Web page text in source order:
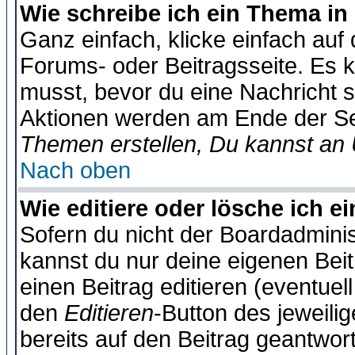
Wie schreibe ich ein Thema
Ganz einfach, klicke einfach
Forums- oder Beitragsseite. Es
musst, bevor du eine Nachricht
Aktionen werden am Ende der
Themen erstellen, Du kannst
Nach oben
Wie editiere oder lösche ich
Sofern du nicht der
kannst du nur deine eigenen
einen Beitrag editieren
den Editieren-Button des
bereits auf den Beitrag